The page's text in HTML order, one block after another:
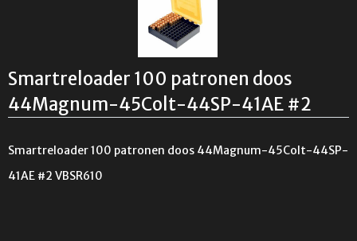
Smartreloader 100 patronen doos
44Magnum-45Colt-44SP-41AE #2
Smartreloader 100 patronen doos 44Magnum-45Colt-44SP-
41AE #2 VBSR610